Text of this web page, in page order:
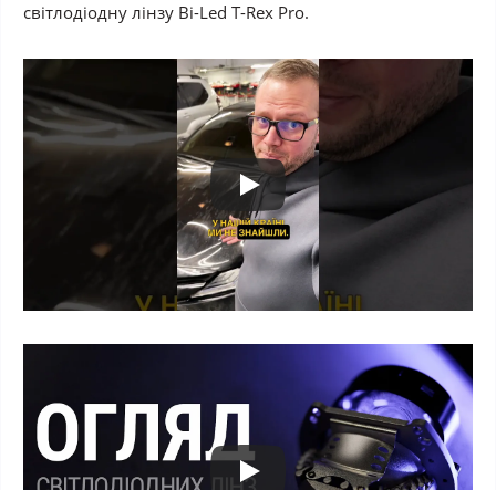
cвітлодіодну лінзу Bi-Led T-Rex Pro.